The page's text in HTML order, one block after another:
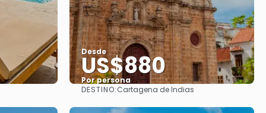
Desde
US$880
Por persona
Ver
DESTINO:Cartagena de Indias